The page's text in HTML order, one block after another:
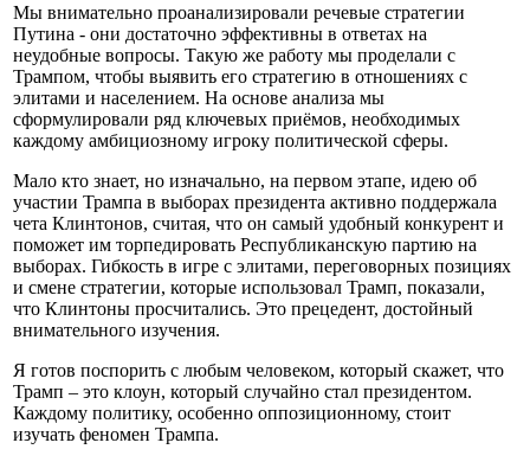
Мы внимательно проанализировали речевые стратегии
Путина - они достаточно эффективны в ответах на
неудобные вопросы. Такую же работу мы проделали с
Трампом, чтобы выявить его стратегию в отношениях с
элитами и населением. На основе анализа мы
сформулировали ряд ключевых приёмов, необходимых
каждому амбициозному игроку политической сферы.
Мало кто знает, но изначально, на первом этапе, идею об
участии Трампа в выборах президента активно поддержала
чета Клинтонов, считая, что он самый удобный конкурент и
поможет им торпедировать Республиканскую партию на
выборах. Гибкость в игре с элитами, переговорных позициях
и смене стратегии, которые использовал Трамп, показали,
что Клинтоны просчитались. Это прецедент, достойный
внимательного изучения.
Я готов поспорить с любым человеком, который скажет, что
Трамп – это клоун, который случайно стал президентом.
Каждому политику, особенно оппозиционному, стоит
изучать феномен Трампа.